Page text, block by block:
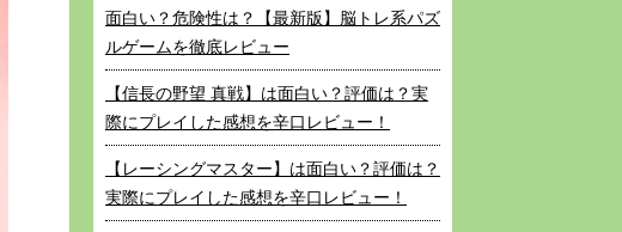
面白い？危険性は？【最新版】脳トレ系パズ
ルゲームを徹底レビュー
【信長の野望 真戦】は面白い？評価は？実
際にプレイした感想を辛口レビュー！
【レーシングマスター】は面白い？評価は？
実際にプレイした感想を辛口レビュー！